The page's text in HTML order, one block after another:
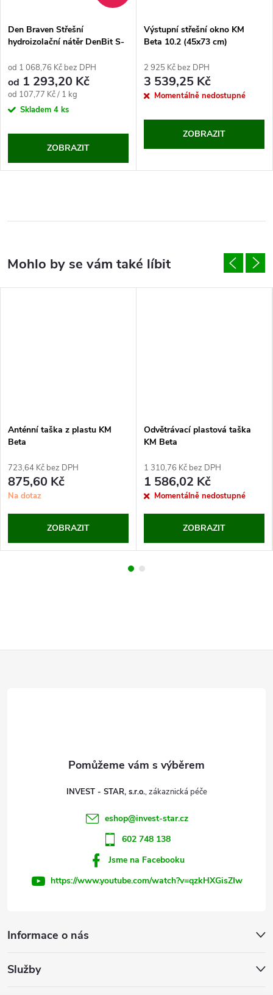
Den Braven Střešní
hydroizolační nátěr DenBit S-
od 1 068,76 Kč bez DPH
od 1 293,20 Kč
Měrná
cena:
od 107,77 Kč / 1 kg
Skladem 4 ks
ZOBRAZIT
Výstupní střešní okno KM
Beta 10.2 (45x73 cm)
2 925 Kč bez DPH
3 539,25 Kč
Momentálně nedostupné
ZOBRAZIT
Anténní taška z plastu KM
Beta
723,64 Kč bez DPH
875,60 Kč
Na dotaz
ZOBRAZIT
Odvětrávací plastová taška
KM Beta
1 310,76 Kč bez DPH
1 586,02 Kč
Momentálně nedostupné
ZOBRAZIT
Informace o nás
Služby
INVEST - STAR, s.r.o.
eshop@invest-star.cz
602 748 138
Jsme na Facebooku
https://www.youtube.com/watch?v=qzkHXGisZIw